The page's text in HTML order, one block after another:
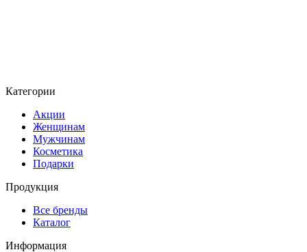
Категории
Акции
Женщинам
Мужчинам
Косметика
Подарки
Продукция
Все бренды
Каталог
Информация